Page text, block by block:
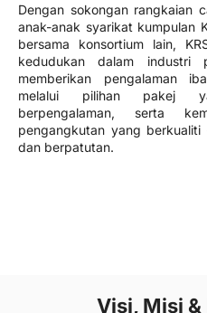
Dengan sokongan rangkaian
anak-anak syarikat kumpulan
bersama konsortium lain,
kedudukan dalam industri
memberikan pengalaman
melalui pilihan pakej
berpengalaman, serta
pengangkutan yang
dan berpatutan.
Visi, Misi